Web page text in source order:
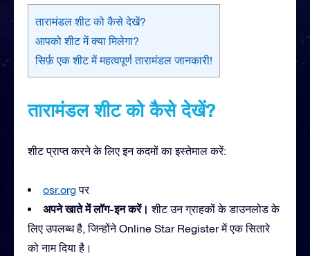
तारामंडल शीट को कैसे देखें?
आपको शीट में क्या मिलेगा?
सिर्फ़ एक शीट में महत्वपूर्ण तारामंडल जानकारी!
तारामंडल शीट को कैसे देखें?
शीट प्राप्त करने के लिए इन कदमों का इस्तेमाल करें:
osr.orgपर
अपने खाते में लॉग-इन करें। शीट उन ग्राहकों के डाउनलोड के
लिए उपलब्ध है, जिन्होंने Online Star Register में एक सितारे
को नाम दिया है।